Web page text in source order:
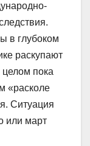
в глубоком
раскупают
целом пока
«расколе
Ситуация
или март